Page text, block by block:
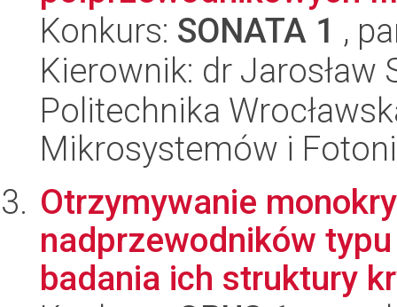
Konkurs: SONATA 1 ,
Kierownik: dr Jarosław
Politechnika
Mikrosystemów i
Otrzymywanie
nadprzewodników
badania ich struktury